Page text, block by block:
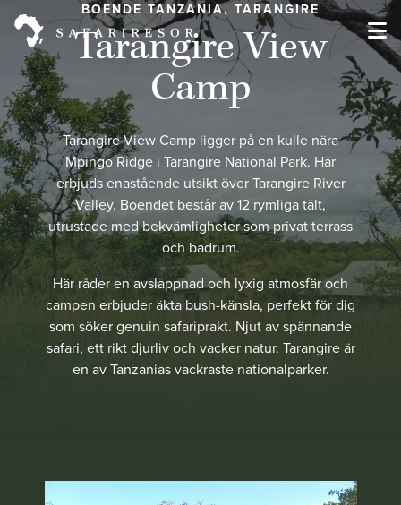
BOENDE TANZANIA, TARANGIRE
Tarangire View
Camp
Tarangire View Camp ligger på en kulle nära
Mpingo Ridge i Tarangire National Park. Här
erbjuds enastående utsikt över Tarangire River
Valley. Boendet består av 12 rymliga tält,
utrustade med bekvämligheter som privat terrass
och badrum.
Här råder en avslappnad och lyxig atmosfär och
campen erbjuder äkta bush-känsla, perfekt för dig
som söker genuin safariprakt. Njut av spännande
safari, ett rikt djurliv och vacker natur. Tarangire är
en av Tanzanias vackraste nationalparker.